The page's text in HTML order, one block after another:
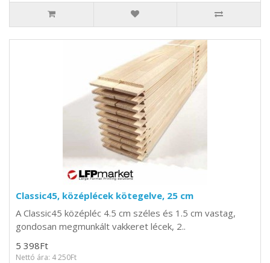
Classic45, középlécek kötegelve, 25 cm
A Classic45 középléc 4.5 cm széles és 1.5 cm vastag,
gondosan megmunkált vakkeret lécek, 2..
5 398Ft
Nettó ára: 4 250Ft